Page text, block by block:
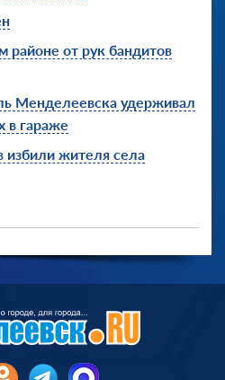
от рук бандитов
Менделеевска удерживал
в гараже
избили жителя села